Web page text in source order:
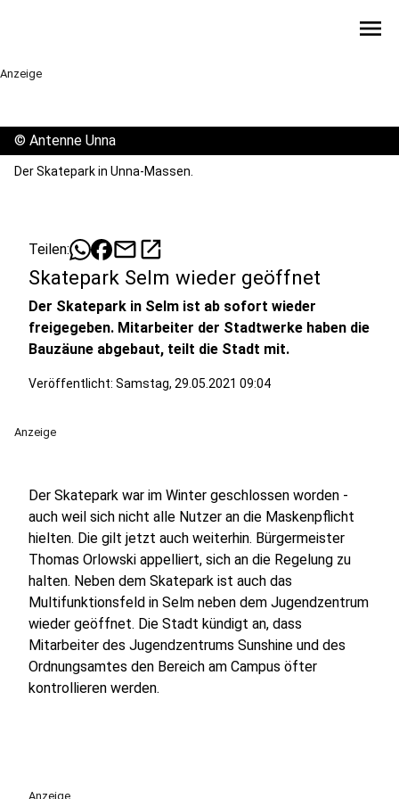
menu
Anzeige
© Antenne Unna
Der Skatepark in Unna-Massen.
Teilen: mailopen_in_new
Skatepark Selm wieder geöffnet
Der Skatepark in Selm ist ab sofort wieder
freigegeben. Mitarbeiter der Stadtwerke haben die
Bauzäune abgebaut, teilt die Stadt mit.
Veröffentlicht: Samstag, 29.05.2021 09:04
Anzeige
Der Skatepark war im Winter geschlossen worden -
auch weil sich nicht alle Nutzer an die Maskenpflicht
hielten. Die gilt jetzt auch weiterhin. Bürgermeister
Thomas Orlowski appelliert, sich an die Regelung zu
halten. Neben dem Skatepark ist auch das
Multifunktionsfeld in Selm neben dem Jugendzentrum
wieder geöffnet. Die Stadt kündigt an, dass
Mitarbeiter des Jugendzentrums Sunshine und des
Ordnungsamtes den Bereich am Campus öfter
kontrollieren werden.
Anzeige